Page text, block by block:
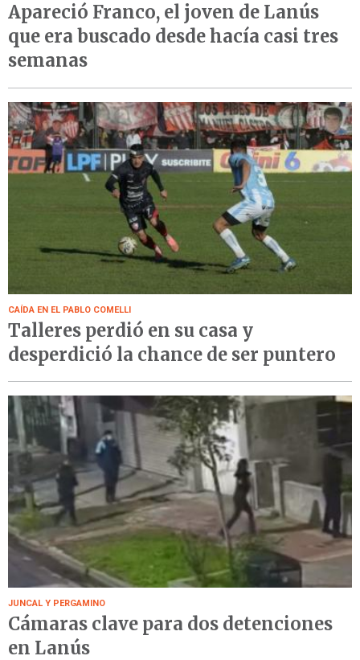
Apareció Franco, el joven de Lanús
que era buscado desde hacía casi tres
semanas
CAÍDA EN EL PABLO COMELLI
Talleres perdió en su casa y
desperdició la chance de ser puntero
JUNCAL Y PERGAMINO
Cámaras clave para dos detenciones
en Lanús